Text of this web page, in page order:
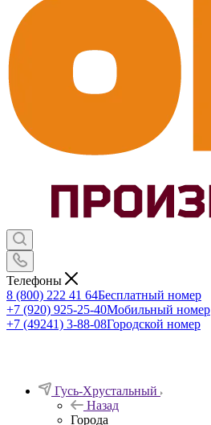
Телефоны
8 (800) 222 41 64Бесплатный номер
+7 (920) 925-25-40Мобильный номер
+7 (49241) 3-88-08Городской номер
Гусь-Хрустальный
Назад
Города